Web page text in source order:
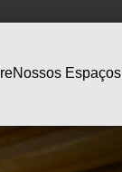
Nossos Espaços